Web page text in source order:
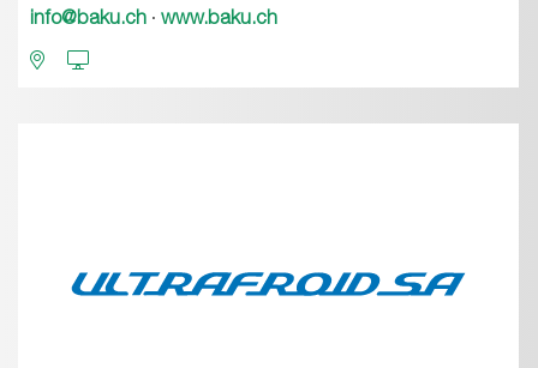
info@baku.ch · www.baku.ch